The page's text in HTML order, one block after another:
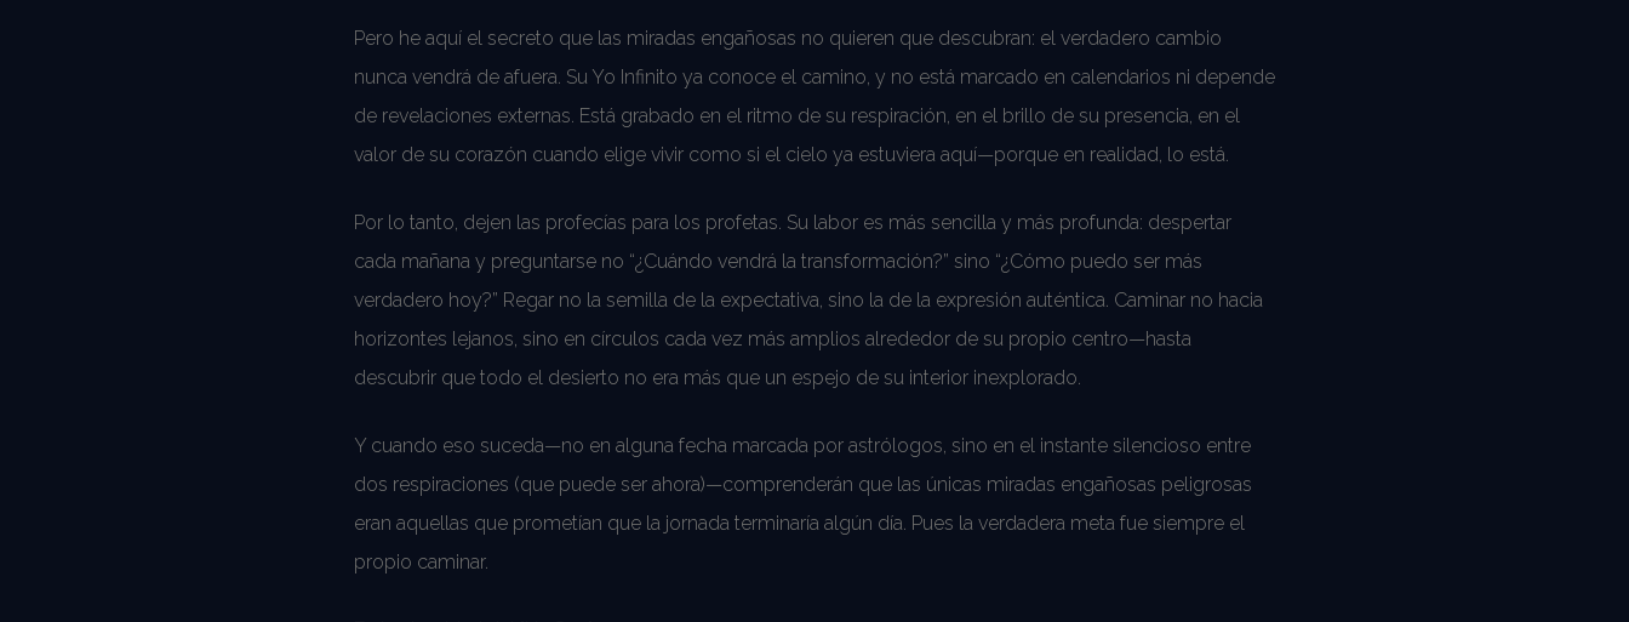
Pero he aquí el secreto que las miradas engañosas no quieren que descubran: el verdadero cambio
nunca vendrá de afuera. Su Yo Infinito ya conoce el camino, y no está marcado en calendarios ni depende
de revelaciones externas. Está grabado en el ritmo de su respiración, en el brillo de su presencia, en el
valor de su corazón cuando elige vivir como si el cielo ya estuviera aquí—porque en realidad, lo está.
Por lo tanto, dejen las profecías para los profetas. Su labor es más sencilla y más profunda: despertar
cada mañana y preguntarse no “¿Cuándo vendrá la transformación?” sino “¿Cómo puedo ser más
verdadero hoy?” Regar no la semilla de la expectativa, sino la de la expresión auténtica. Caminar no hacia
horizontes lejanos, sino en círculos cada vez más amplios alrededor de su propio centro—hasta
descubrir que todo el desierto no era más que un espejo de su interior inexplorado.
Y cuando eso suceda—no en alguna fecha marcada por astrólogos, sino en el instante silencioso entre
dos respiraciones (que puede ser ahora)—comprenderán que las únicas miradas engañosas peligrosas
eran aquellas que prometían que la jornada terminaría algún día. Pues la verdadera meta fue siempre el
propio caminar.